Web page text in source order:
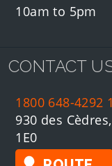
10am to 5pm
CONTACT
1800 648-4292
930 des
1E0